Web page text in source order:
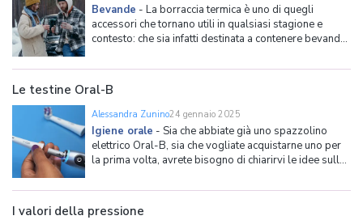
Bevande - La borraccia termica è uno di quegli
accessori che tornano utili in qualsiasi stagione e
contesto: che sia infatti destinata a contenere bevande
portare sempre con noi durante la giornata, o alle
bibite che ci rinfreschino durante l'attività
Le testine Oral-B
Alessandra Zunino24 gennaio 2025
Igiene orale - Sia che abbiate già uno spazzolino
elettrico Oral-B, sia che vogliate acquistarne uno per
la prima volta, avrete bisogno di chiarirvi le idee sulla
parte degli spazzolini elettrici Oral-B includa almeno
una testina, è importante conoscere con pre
I valori della pressione